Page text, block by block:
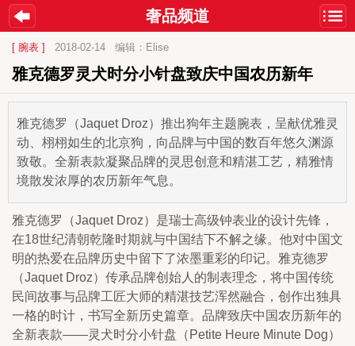
奢品频道
[ 腕表 ] 2018-02-14 编辑：Elise
雅克德罗灵犬时分小针盘致庆中国农历新年
雅克德罗（Jaquet Droz）推出狗年主题腕表，呈献优雅灵
动、栩栩如生的北京狗，向品牌与中国的数百年悠久渊源
致敬。全新表款凝聚品牌的灵思创意和精湛工艺，精雅情
境散发浓厚的农历新年气息。
雅克德罗（Jaquet Droz）是瑞士高级钟表业的设计先锋，
在18世纪清朝乾隆时期就与中国结下不解之缘。他对中国文
明的热爱在品牌历史中留下了浓墨重彩的印记。雅克德罗
（Jaquet Droz）传承品牌创始人的制表理念，将中国传统
民间故事与品牌工匠大师的精湛技艺浑然融合，创作出独具
一格的时计，书写全新历史篇章。品牌致庆中国农历新年的
全新表款——灵犬时分小针盘（Petite Heure Minute Dog）